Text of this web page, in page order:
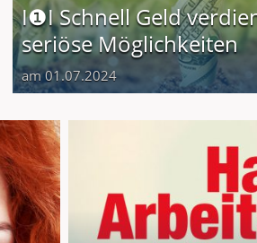
I❶I Schnell Geld
seriöse Möglichkeiten
am 01.07.2024